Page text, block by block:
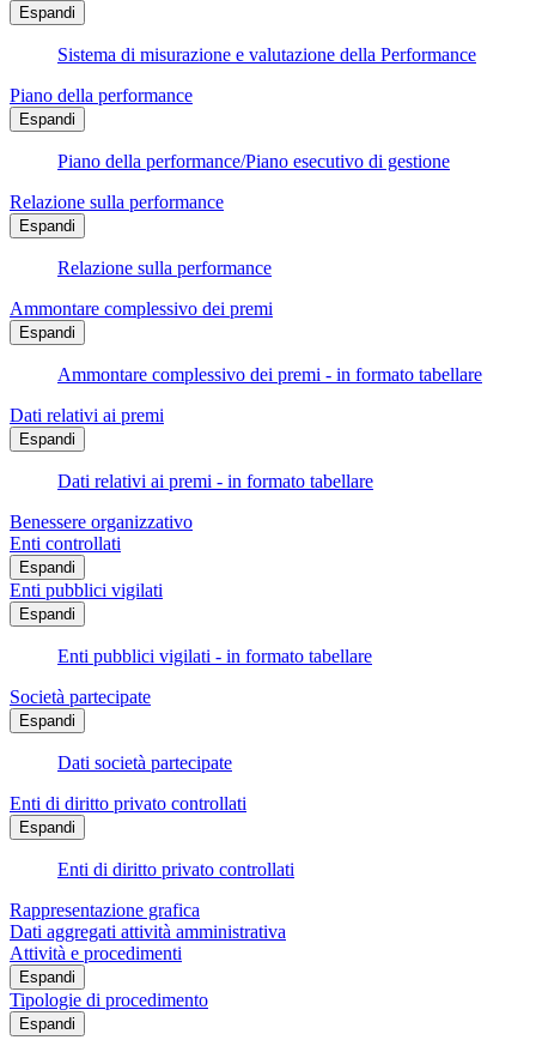
Espandi
Sistema di misurazione e valutazione della Performance
Piano della performance
Espandi
Piano della performance/Piano esecutivo di gestione
Relazione sulla performance
Espandi
Relazione sulla performance
Ammontare complessivo dei premi
Espandi
Ammontare complessivo dei premi - in formato tabellare
Dati relativi ai premi
Espandi
Dati relativi ai premi - in formato tabellare
Benessere organizzativo
Enti controllati
Espandi
Enti pubblici vigilati
Espandi
Enti pubblici vigilati - in formato tabellare
Società partecipate
Espandi
Dati società partecipate
Enti di diritto privato controllati
Espandi
Enti di diritto privato controllati
Rappresentazione grafica
Dati aggregati attività amministrativa
Attività e procedimenti
Espandi
Tipologie di procedimento
Espandi